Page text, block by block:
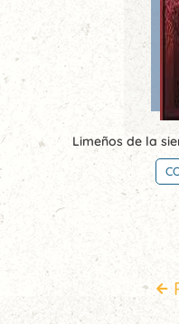
Limeños de la